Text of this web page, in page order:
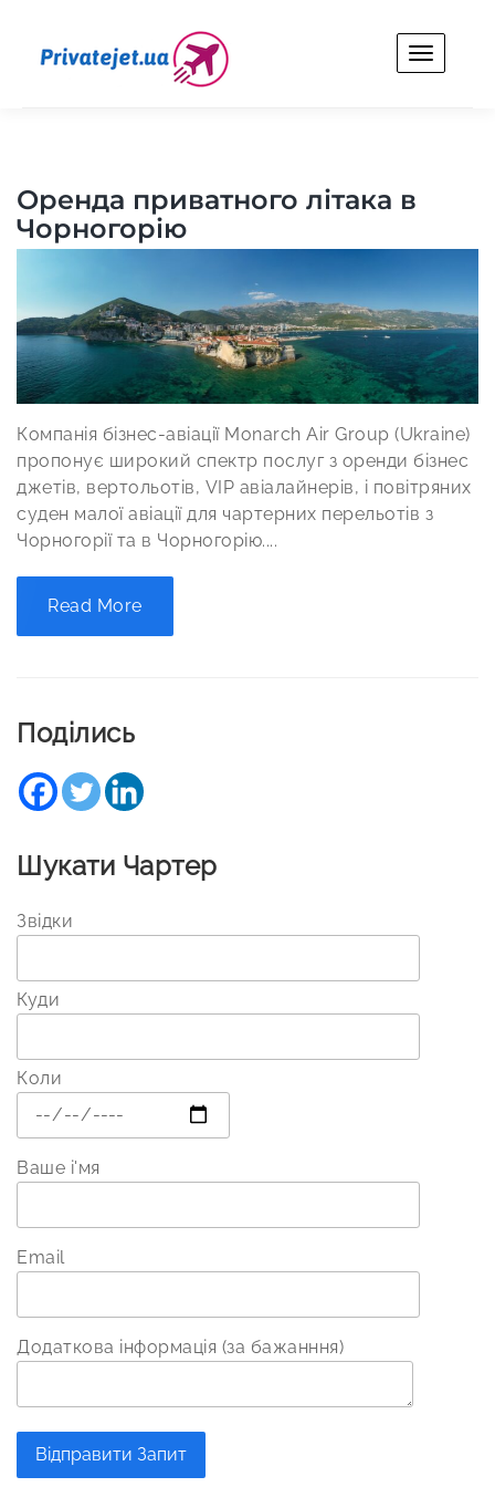
content
Оренда приватного літака в
Чорногорію
Компанія бізнес-авіації Monarch Air Group (Ukraine)
пропонує широкий спектр послуг з оренди бізнес
джетів, вертольотів, VIP авіалайнерів, і повітряних
суден малої авіації для чартерних перельотів з
Чорногорії та в Чорногорію....
Read More
Поділись
Шукати Чартер
Звідки
Куди
Коли
Ваше і'мя
Email
Додаткова інформація (за бажанння)